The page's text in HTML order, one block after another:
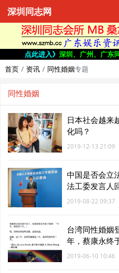
深圳同志网
点此进入》 深圳、广州、广东
首页
资讯 同性婚姻专题
同性婚姻
日本社会越来
化吗？
2019-12-13 21:09
中国是否会立
法工委发言人
2019-08-22 09:37
台湾同性婚姻
年，蔡康永终
2019-06-10 10:46